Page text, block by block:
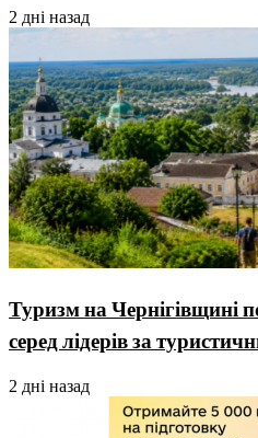
2 дні назад
Туризм на Чернігівщині
серед лідерів за
2 дні назад